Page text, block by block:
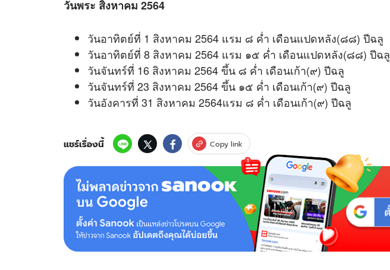
t
วันพระ สิงหาคม 2564
วันอาทิตย์ที่ 1 สิงหาคม 2564 แรม ๘ ค่ำ เดือนแปดหลัง(๘๘) ปีฉลู
วันอาทิตย์ที่ 8 สิงหาคม 2564 แรม ๑๕ ค่ำ เดือนแปดหลัง(๘๘) ปีฉลู
วันจันทร์ที่ 16 สิงหาคม 2564 ขึ้น ๘ ค่ำ เดือนเก้า(๙) ปีฉลู
วันจันทร์ที่ 23 สิงหาคม 2564 ขึ้น ๑๕ ค่ำ เดือนเก้า(๙) ปีฉลู
วันอังคารที่ 31 สิงหาคม 2564แรม ๘ ค่ำ เดือนเก้า(๙) ปีฉลู
แชร์เรื่องนี้ Copy link